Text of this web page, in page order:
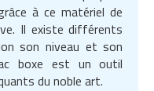
à ce matériel de
Il existe différents
son niveau et son
boxe est un outil
du noble art.